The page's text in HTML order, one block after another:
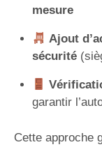
mesure
Ajout
sécurité
garantir
Cette approche